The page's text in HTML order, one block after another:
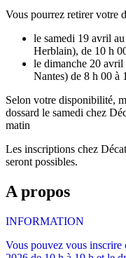
Vous pourrez retirer votre
le samedi 19 avril
Herblain), de 10 h
le dimanche 20 avril
Nantes) de 8 h 00 à
Selon votre disponibilité,
dossard le samedi chez
matin
Les inscriptions chez
seront possibles.
A propos
INFORMATION
Vous pouvez vous